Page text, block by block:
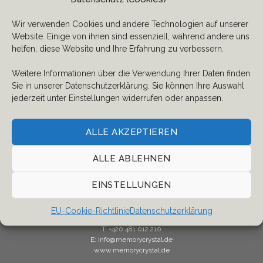
Wir verwenden Cookies und andere Technologien auf unserer
Website. Einige von ihnen sind essenziell, während andere uns
helfen, diese Website und Ihre Erfahrung zu verbessern.
Weitere Informationen über die Verwendung Ihrer Daten finden
Sie in unserer Datenschutzerklärung. Sie können Ihre Auswahl
jederzeit unter Einstellungen widerrufen oder anpassen.
ALLE AKZEPTIEREN
ALLE ABLEHNEN
EINSTELLUNGEN
EU-Cookie-RichtlinieDatenschutz­erklärung
AKTIONS-SETS
Goldener Engel – Set mit vier
kleinen goldenen Herzen
AKTIONS-SETS
Herz im Herz – Set mit vier
kleinen goldenen Herzen
Memory Crystal s.r.o.
Dubice 32
470 01 Ceska Lipa
T: +420 481 012 210
E: info@memorycrystal.de
www.memorycrystal.de